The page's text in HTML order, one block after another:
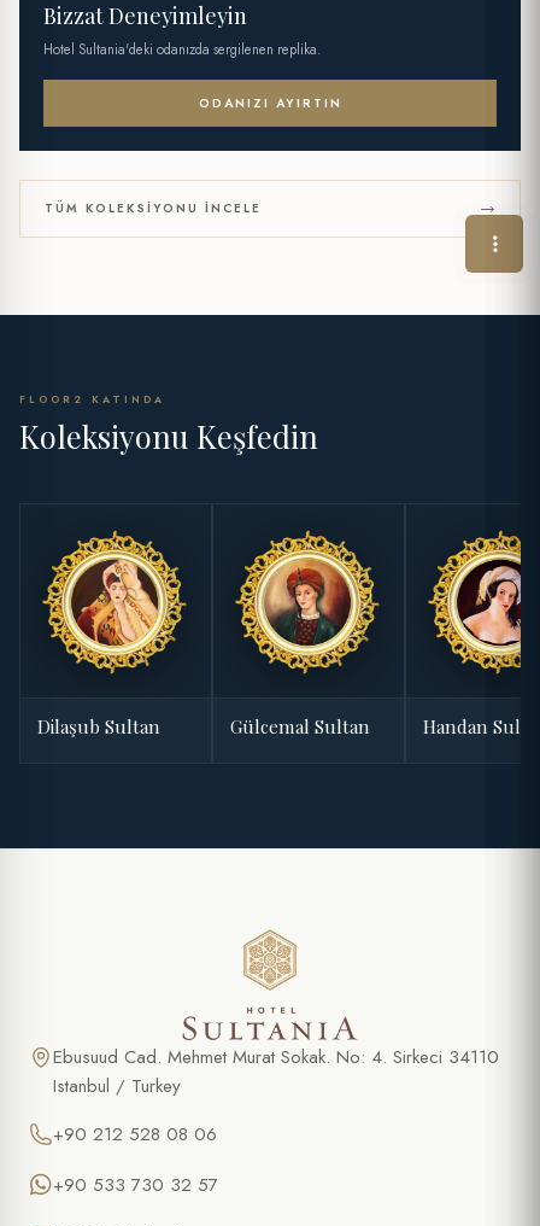
Bizzat Deneyimleyin
Hotel Sultania'deki odanızda sergilenen replika.
ODANIZI AYIRTIN
TÜM KOLEKSIYONU İNCELE
FLOOR2 KATINDA
Koleksiyonu Keşfedin
Dilaşub Sultan Gülcemal Sultan Handan
Ebusuud Cad. Mehmet Murat Sokak. No: 4. Sirkeci 34110
Istanbul / Turkey
+90 212 528 08 06
+90 533 730 32 57